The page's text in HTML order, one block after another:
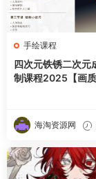
手绘课程
四次元铁锈二次元
制课程2025【画
海淘资源网